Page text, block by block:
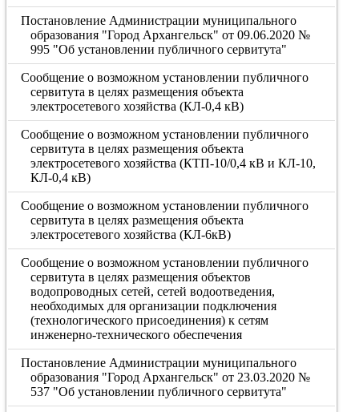
Постановление Администрации муниципального
образования "Город Архангельск" от 09.06.2020 №
995 "Об установлении публичного сервитута"
Сообщение о возможном установлении публичного
сервитута в целях размещения объекта
электросетевого хозяйства (КЛ-0,4 кВ)
Сообщение о возможном установлении публичного
сервитута в целях размещения объекта
электросетевого хозяйства (КТП-10/0,4 кВ и КЛ-10,
КЛ-0,4 кВ)
Сообщение о возможном установлении публичного
сервитута в целях размещения объекта
электросетевого хозяйства (КЛ-6кВ)
Сообщение о возможном установлении публичного
сервитута в целях размещения объектов
водопроводных сетей, сетей водоотведения,
необходимых для организации подключения
(технологического присоединения) к сетям
инженерно-технического обеспечения
Постановление Администрации муниципального
образования "Город Архангельск" от 23.03.2020 №
537 "Об установлении публичного сервитута"